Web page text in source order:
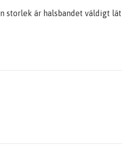
är halsbandet väldigt